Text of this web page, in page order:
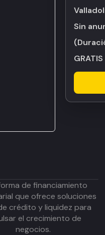
Sin
GRATIS
de financiamiento
que ofrece soluciones
crédito y liquidez para
el crecimiento de
negocios.